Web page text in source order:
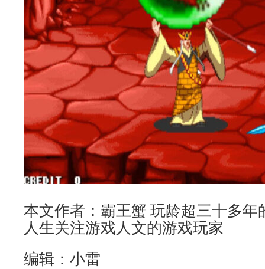
本文作者：霸王蟹 玩龄超三十多
人生关注游戏人文的游戏玩家
编辑：小雷